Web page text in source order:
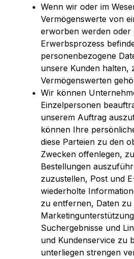
Wenn wir oder im
Vermögenswerte von
erworben werden oder
Erwerbsprozess
personenbezogene
unsere Kunden halten,
Vermögenswerten
Wir können
Einzelpersonen
unserem Auftrag
können Ihre
diese Parteien zu den
Zwecken offenlegen,
Bestellungen
zuzustellen, Post und
wiederholte
zu entfernen, Daten zu
Suchergebnisse und
und Kundenservice zu
unterliegen strengen